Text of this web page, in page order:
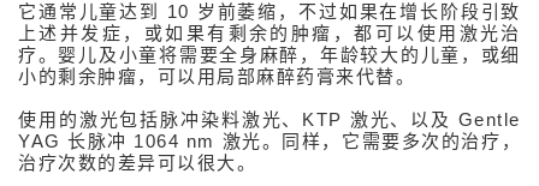
相
关
讯
性
医
它通常儿童达到 10 岁前萎缩，不过如果在增长阶段引致
上述并发症，或如果有剩余的肿瘤，都可以使用激光治
疗。婴儿及小童将需要全身麻醉，年龄较大的儿童，或细
小的剩余肿瘤，可以用局部麻醉药膏来代替。
使用的激光包括脉冲染料激光、KTP 激光、以及 Gentle
YAG 长脉冲 1064 nm 激光。同样，它需要多次的治疗，
治疗次数的差异可以很大。